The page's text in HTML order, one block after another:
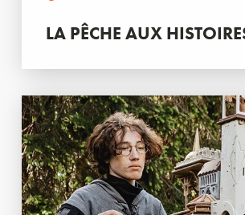
LA PÊCHE AUX